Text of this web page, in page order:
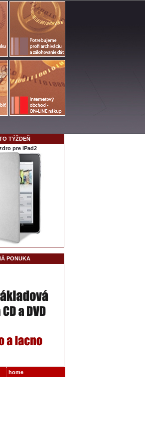
TÝŽDEŇ
pre iPad2
PONUKA
home